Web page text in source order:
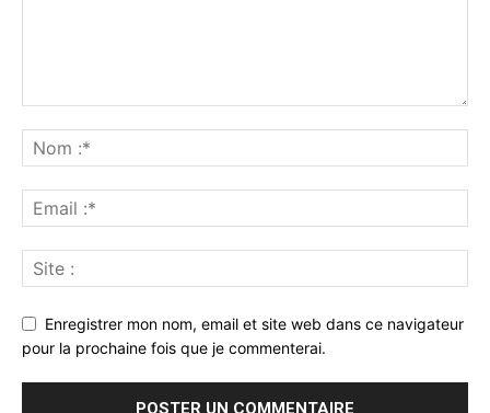
Enregistrer mon nom, email et site web dans ce navigateur
pour la prochaine fois que je commenterai.